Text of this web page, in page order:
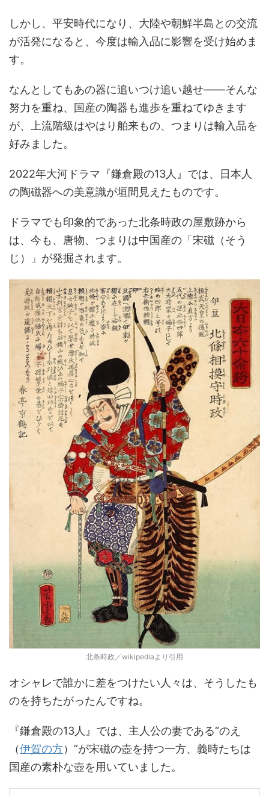
しかし、平安時代になり、大陸や朝鮮半島との交流
が活発になると、今度は輸入品に影響を受け始めま
す。
なんとしてもあの器に追いつけ追い越せ――そんな
努力を重ね、国産の陶器も進歩を重ねてゆきます
が、上流階級はやはり舶来もの、つまりは輸入品を
好みました。
2022年大河ドラマ『鎌倉殿の13人』では、日本人
の陶磁器への美意識が垣間見えたものです。
ドラマでも印象的であった北条時政の屋敷跡から
は、今も、唐物、つまりは中国産の「宋磁（そう
じ）」が発掘されます。
北条時政／wikipediaより引用
オシャレで誰かに差をつけたい人々は、そうしたも
のを持ちたがったんですね。
『鎌倉殿の13人』では、主人公の妻である“のえ
（伊賀の方）”が宋磁の壺を持つ一方、義時たちは
国産の素朴な壺を用いていました。